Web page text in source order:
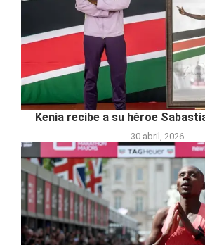
Kenia recibe a su héroe
30 abril, 2026